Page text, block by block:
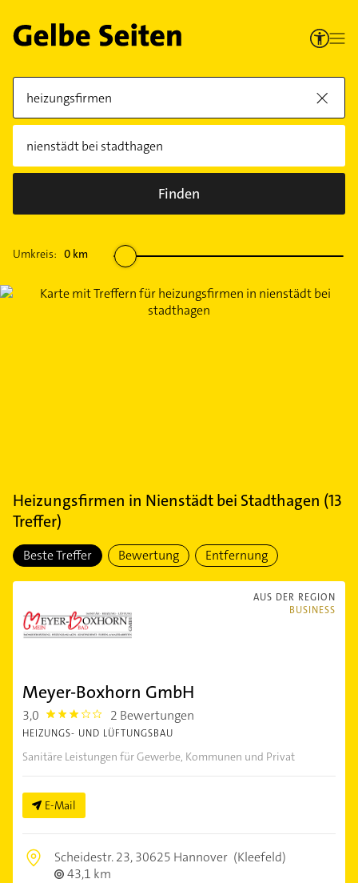
Finden
Umkreis: 0 km
Heizungsfirmen in Nienstädt bei Stadthagen (13
Treffer)
Beste Treffer Bewertung Entfernung
AUS DER REGION
BUSINESS
Meyer-Boxhorn GmbH
3,0 3.0 2 Bewertungen
HEIZUNGS- UND LÜFTUNGSBAU
Sanitäre Leistungen für Gewerbe, Kommunen und Privat
E-Mail
Scheidestr. 23,30625 Hannover (Kleefeld)
43,1 km